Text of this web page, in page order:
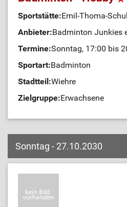
Sportstätte:Emil-Thoma-
Anbieter:Badminton Junkies
Termine:Sonntag, 17:00 bis
Sportart:Badminton
Stadtteil:Wiehre
Zielgruppe:Erwachsene
Sonntag - 27.10.2030